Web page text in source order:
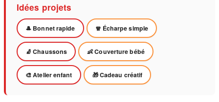
Idées projets
🎩 Bonnet rapide 🧣 Écharpe simple
🧦 Chaussons 👶 Couverture bébé
🎨 Atelier enfant 🎁 Cadeau créatif